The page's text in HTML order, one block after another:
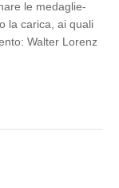
le medaglie-
la carica, ai quali
Walter Lorenz